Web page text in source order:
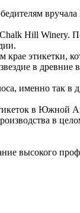
Hill Winery.
крае этикетки,
в древние
именно так в
в Южной
в
высокого